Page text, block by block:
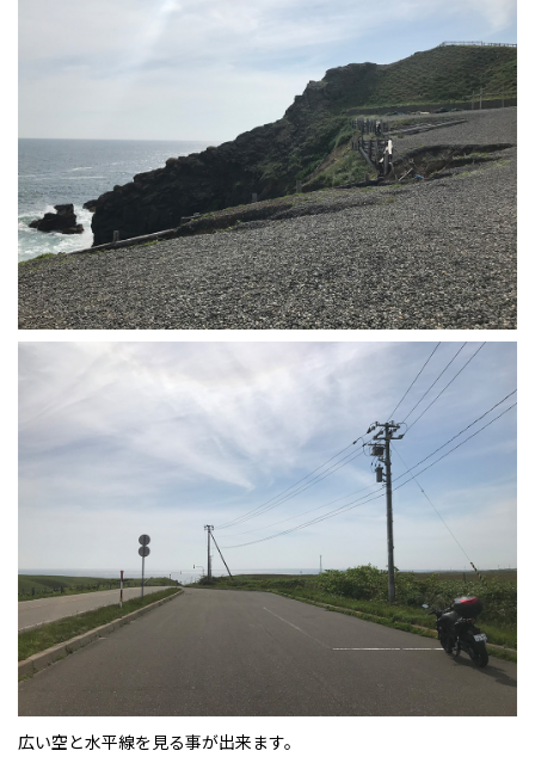
広い空と水平線を見る事が出来ます。